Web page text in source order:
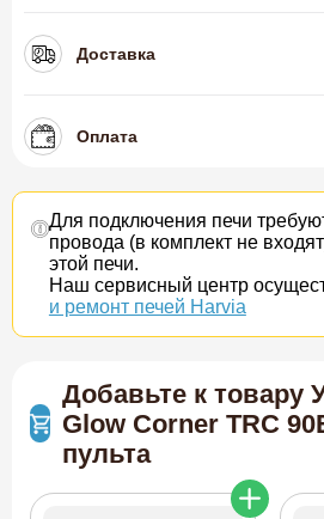
Доставка
Оплата
Для подключения печи
провода (в комплект не
этой печи.
Наш сервисный центр
и ремонт печей Harvia
Добавьте к товару
Glow Corner TRC
пульта